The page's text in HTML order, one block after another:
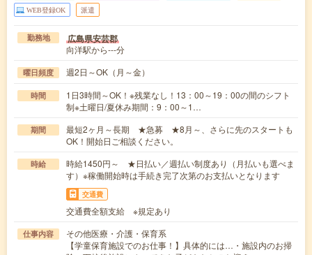
WEB登録OK 派遣
勤務地 広島県安芸郡
向洋駅から---分
曜日頻度 週2日～OK（月～金）
時間
1日3時間～OK！※残業なし！13：00～19：00の間のシフト
制※土曜日/夏休み期間：9：00～1…
期間
最短2ヶ月～長期 ★急募 ★8月～、さらに先のスタートも
OK！開始日ご相談ください。
時給
時給1450円～ ★日払い／週払い制度あり（月払いも選べま
す）※稼働開始時は手続き完了次第のお支払いとなります
交通費
交通費全額支給 ※規定あり
仕事内容
その他医療・介護・保育系
【学童保育施設でのお仕事！】具体的には…・施設内のお掃